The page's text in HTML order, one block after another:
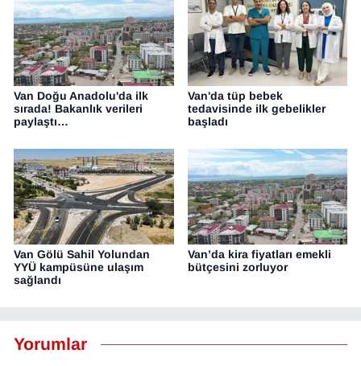
Van Doğu Anadolu'da ilk
sırada! Bakanlık verileri
paylaştı…
Van'da tüp bebek
tedavisinde ilk gebelikler
başladı
Van Gölü Sahil Yolundan
YYÜ kampüsüne ulaşım
sağlandı
Van’da kira fiyatları emekli
bütçesini zorluyor
Yorumlar